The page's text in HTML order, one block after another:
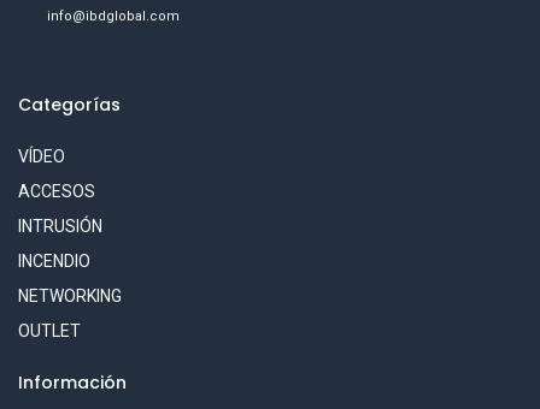
info@ibdglobal.com
Categorías
VÍDEO
ACCESOS
INTRUSIÓN
INCENDIO
NETWORKING
OUTLET
Información